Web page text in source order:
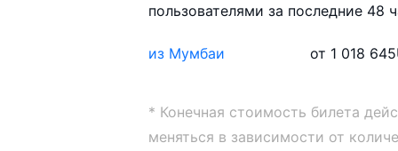
пользователями за последние 48
из Мумбаи от 1 018 645
* Конечная стоимость билета
меняться в зависимости от